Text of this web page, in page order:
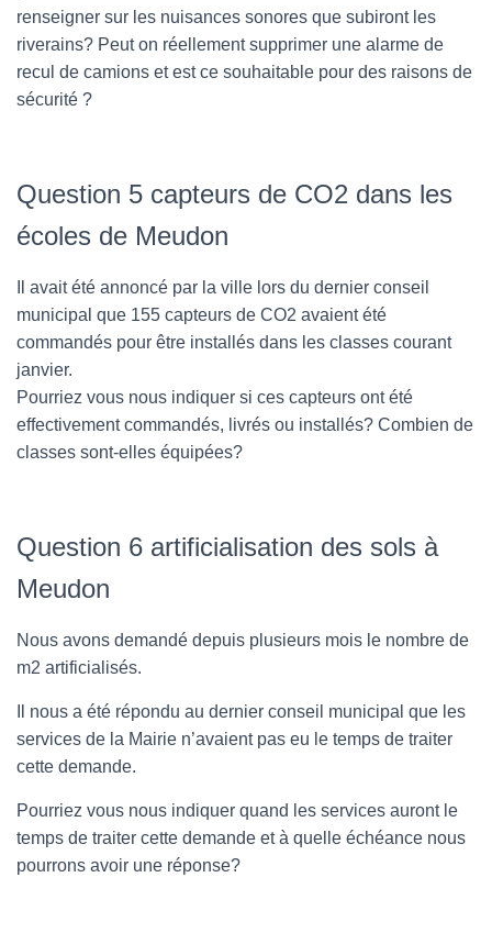
renseigner sur les nuisances sonores que subiront les
riverains? Peut on réellement supprimer une alarme de
recul de camions et est ce souhaitable pour des raisons de
sécurité ?
Question 5 capteurs de CO2 dans les
écoles de Meudon
Il avait été annoncé par la ville lors du dernier conseil
municipal que 155 capteurs de CO2 avaient été
commandés pour être installés dans les classes courant
janvier.
Pourriez vous nous indiquer si ces capteurs ont été
effectivement commandés, livrés ou installés? Combien de
classes sont-elles équipées?
Question 6 artificialisation des sols à
Meudon
Nous avons demandé depuis plusieurs mois le nombre de
m2 artificialisés.
Il nous a été répondu au dernier conseil municipal que les
services de la Mairie n’avaient pas eu le temps de traiter
cette demande.
Pourriez vous nous indiquer quand les services auront le
temps de traiter cette demande et à quelle échéance nous
pourrons avoir une réponse?